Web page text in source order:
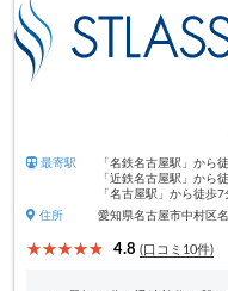
最寄駅
「名鉄名古屋駅」から
「近鉄名古屋駅」から
「名古屋駅」から徒歩7
住所
愛知県名古屋市中村区
4.8 (口コミ10件)